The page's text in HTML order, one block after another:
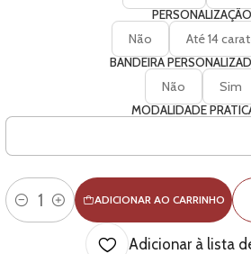
PERSONALIZAÇÃO
Não Até 14
BANDEIRA
Não Sim
MODALIDADE
Quantidade
ADICIONAR AO CARRINHO
Adicionar à lista